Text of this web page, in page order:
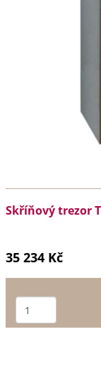
Skříňový trezor
35 234 Kč